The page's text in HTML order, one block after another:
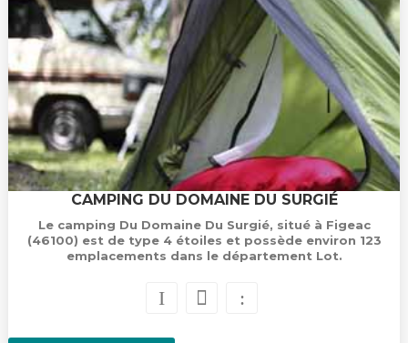
CAMPING DU DOMAINE DU SURGIÉ
Le camping Du Domaine Du Surgié, situé à Figeac
(46100) est de type 4 étoiles et possède environ 123
emplacements dans le département Lot.